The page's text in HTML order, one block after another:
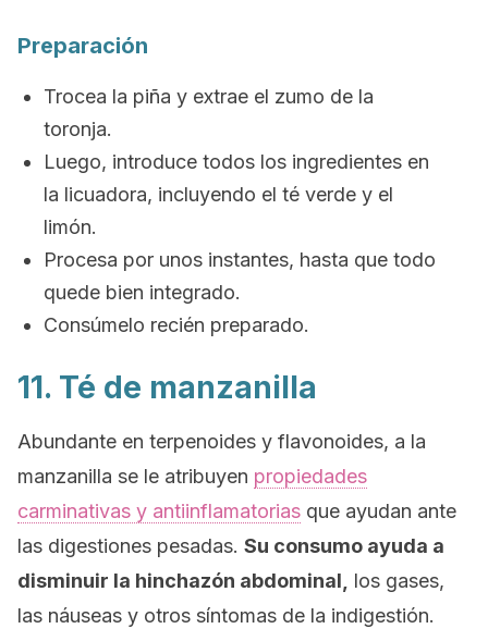
Preparación
Trocea la piña y extrae el zumo de la
toronja.
Luego, introduce todos los ingredientes en
la licuadora, incluyendo el té verde y el
limón.
Procesa por unos instantes, hasta que todo
quede bien integrado.
Consúmelo recién preparado.
11. Té de manzanilla
Abundante en terpenoides y flavonoides, a la
manzanilla se le atribuyen propiedades
carminativas y antiinflamatorias que ayudan ante
las digestiones pesadas. Su consumo ayuda a
disminuir la hinchazón abdominal,
los gases,
las náuseas y otros síntomas de la indigestión.